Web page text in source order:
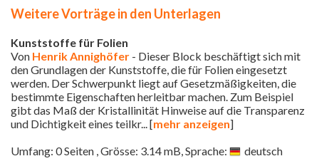
Weitere Vorträge in den Unterlagen
Kunststoffe für Folien
Von Henrik Annighöfer - Dieser Block beschäftigt sich mit
den Grundlagen der Kunststoffe, die für Folien eingesetzt
werden. Der Schwerpunkt liegt auf Gesetzmäßigkeiten, die
bestimmte Eigenschaften herleitbar machen. Zum Beispiel
gibt das Maß der Kristallinität Hinweise auf die Transparenz
und Dichtigkeit eines teilkr... [mehr anzeigen]
Umfang: 0 Seiten , Grösse: 3.14 mB, Sprache:
deutsch